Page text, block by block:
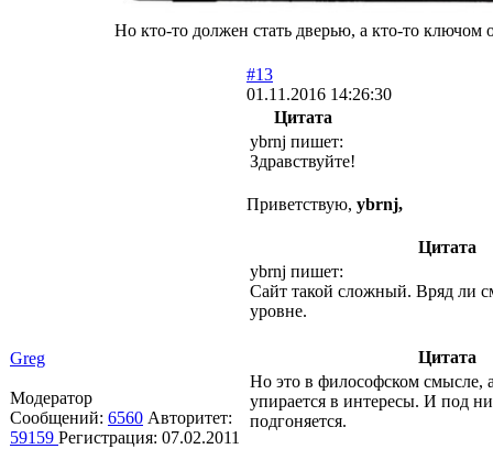
Но кто-то должен стать дверью, а кто-то ключом
Greg
Модератор
Сообщений: 6560 Авторитет:
59159 Регистрация: 07.02.2011
#13
01.11.2016 14:26:30
Цитата
ybrnj пишет:
Здравствуйте!
Приветствую, ybrnj,
Цитата
ybrnj пишет:
Сайт такой сложный. Вряд ли
уровне.
Цитата
Но это в философском смысле,
упирается в интересы. И под
подгоняется.